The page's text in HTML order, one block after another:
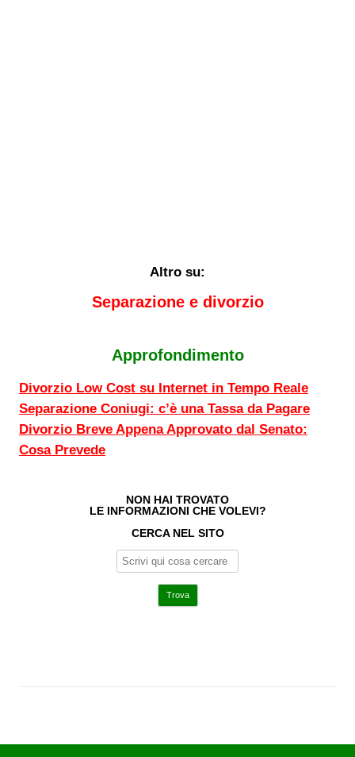
Altro su:
Separazione e divorzio
Approfondimento
Divorzio Low Cost su Internet in Tempo Reale
Separazione Coniugi: c’è una Tassa da Pagare
Divorzio Breve Appena Approvato dal Senato:
Cosa Prevede
NON HAI TROVATO
LE INFORMAZIONI CHE VOLEVI?
CERCA NEL SITO